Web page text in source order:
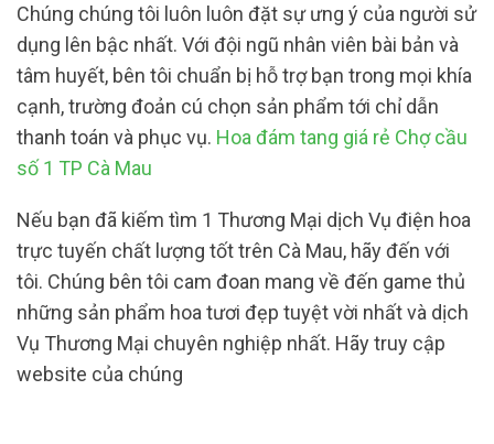
Chúng chúng tôi luôn luôn đặt sự ưng ý của người sử
dụng lên bậc nhất. Với đội ngũ nhân viên bài bản và
tâm huyết, bên tôi chuẩn bị hỗ trợ bạn trong mọi khía
cạnh, trường đoản cú chọn sản phẩm tới chỉ dẫn
thanh toán và phục vụ. Hoa đám tang giá rẻ Chợ cầu
số 1 TP Cà Mau
Nếu bạn đã kiếm tìm 1 Thương Mại dịch Vụ điện hoa
trực tuyến chất lượng tốt trên Cà Mau, hãy đến với
tôi. Chúng bên tôi cam đoan mang về đến game thủ
những sản phẩm hoa tươi đẹp tuyệt vời nhất và dịch
Vụ Thương Mại chuyên nghiệp nhất. Hãy truy cập
website của chúng